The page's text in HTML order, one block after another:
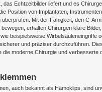
das Echtzeitbilder liefert und es
Position von Implantaten,
überprüfen. Mit der Fähigkeit, den C-
bewegen, erhalten Chirurgen klare
beispielsweise Wirbelsäuleneingriffe
und präziser durchzuführen.
die moderne Chirurgie und verbesserte
auch bekannt als Hämoklips, sind